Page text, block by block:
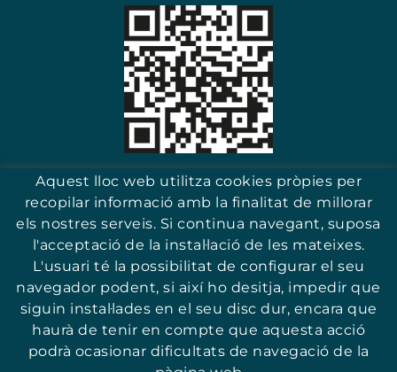
Escaneja i troba el teu comerç
17251 - Sant Antoni (Girona)
© ASSOCIACIÓ PER LA PROMOCIÓ I QUALITAT DEL COMERÇ DE SANT
ANTONI
Aquest lloc web utilitza cookies pròpies per
recopilar informació amb la finalitat de millorar
els nostres serveis. Si continua navegant, suposa
l'acceptació de la instal·lació de les mateixes.
L'usuari té la possibilitat de configurar el seu
navegador podent, si així ho desitja, impedir que
siguin instal·lades en el seu disc dur, encara que
haurà de tenir en compte que aquesta acció
podrà ocasionar dificultats de navegació de la